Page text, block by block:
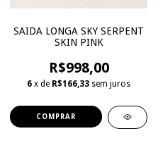
SAIDA LONGA SKY SERPENT
SKIN PINK
R$998,00
6 x de R$166,33 sem juros
COMPRAR